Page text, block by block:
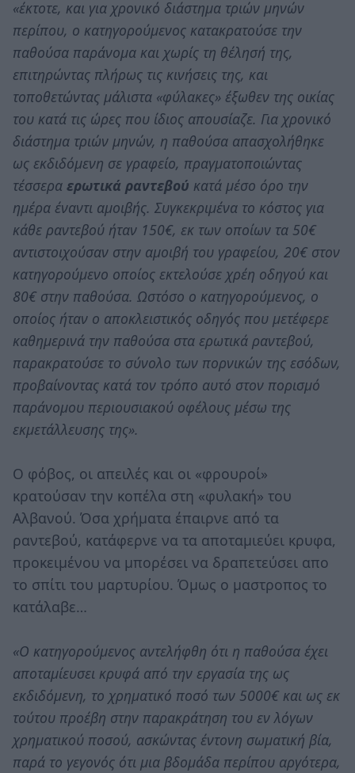
«έκτοτε, και για χρονικό διάστημα τριών μηνών
περίπου, ο κατηγορούμενος κατακρατούσε την
παθούσα παράνομα και χωρίς τη θέλησή της,
επιτηρώντας πλήρως τις κινήσεις της, και
τοποθετώντας μάλιστα «φύλακες» έξωθεν της οικίας
του κατά τις ώρες που ίδιος απουσίαζε. Για χρονικό
διάστημα τριών μηνών, η παθούσα απασχολήθηκε
ως εκδιδόμενη σε γραφείο, πραγματοποιώντας
τέσσερα ερωτικά ραντεβού κατά μέσο όρο την
ημέρα έναντι αμοιβής. Συγκεκριμένα το κόστος για
κάθε ραντεβού ήταν 150€, εκ των οποίων τα 50€
αντιστοιχούσαν στην αμοιβή του γραφείου, 20€ στον
κατηγορούμενο οποίος εκτελούσε χρέη οδηγού και
80€ στην παθούσα. Ωστόσο ο κατηγορούμενος, ο
οποίος ήταν ο αποκλειστικός οδηγός που μετέφερε
καθημερινά την παθούσα στα ερωτικά ραντεβού,
παρακρατούσε το σύνολο των πορνικών της εσόδων,
προβαίνοντας κατά τον τρόπο αυτό στον πορισμό
παράνομου περιουσιακού οφέλους μέσω της
εκμετάλλευσης της».
Ο φόβος, οι απειλές και οι «φρουροί»
κρατούσαν την κοπέλα στη «φυλακή» του
Αλβανού. Όσα χρήματα έπαιρνε από τα
ραντεβού, κατάφερνε να τα αποταμιεύει κρυφα,
προκειμένου να μπορέσει να δραπετεύσει απο
το σπίτι του μαρτυρίου. Όμως ο μαστροπος το
κατάλαβε…
«Ο κατηγορούμενος αντελήφθη ότι η παθούσα έχει
αποταμίευσει κρυφά από την εργασία της ως
εκδιδόμενη, το χρηματικό ποσό των 5000€ και ως εκ
τούτου προέβη στην παρακράτηση του εν λόγων
χρηματικού ποσού, ασκώντας έντονη σωματική βία,
παρά το γεγονός ότι μια βδομάδα περίπου αργότερα,